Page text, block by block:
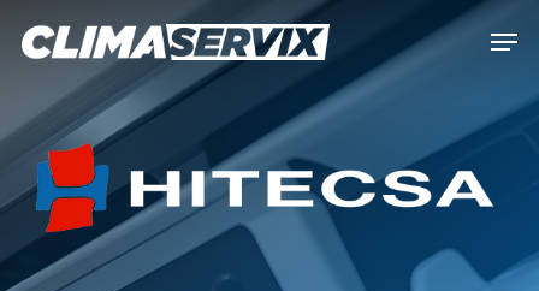
content
Menu